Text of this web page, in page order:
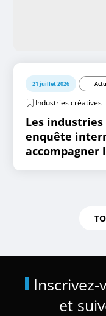
21 juillet 2026
Industries créatives
Les industries
enquête
accompagner
Inscrivez-
et